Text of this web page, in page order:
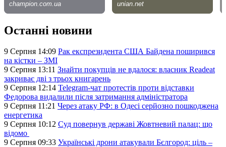
Останні новини
9 Серпня 14:09 Рак експрезидента США Байдена поширився
на кістки – ЗМІ
9 Серпня 13:11 Знайти покупців не вдалося: власник Readeat
закриває дві з трьох книгарень
9 Серпня 12:14 Telegram-чат протестів проти відставки
Федорова видалили після затримання адміністратора
9 Серпня 11:21 Через атаку РФ: в Одесі серйозно пошкоджена
енергетика
9 Серпня 10:12 Суд повернув державі Жовтневий палац: що
відомо
9 Серпня 09:33 Українські дрони атакували Бєлгород: ціль –